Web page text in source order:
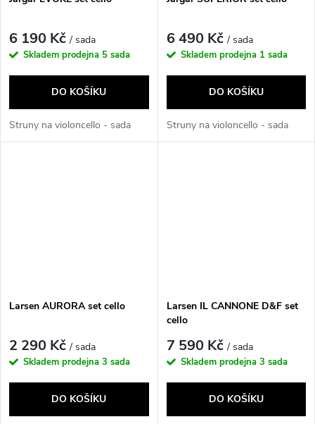
6 190 Kč/ sada
Skladem prodejna 5 sada
DO KOŠÍKU
Struny na violoncello - sada
6 490 Kč/ sada
Skladem prodejna 1 sada
DO KOŠÍKU
Struny na violoncello - sada
Larsen AURORA set cello
2 290 Kč/ sada
Skladem prodejna 3 sada
DO KOŠÍKU
Larsen IL CANNONE D&F set
cello
7 590 Kč/ sada
Skladem prodejna 3 sada
DO KOŠÍKU